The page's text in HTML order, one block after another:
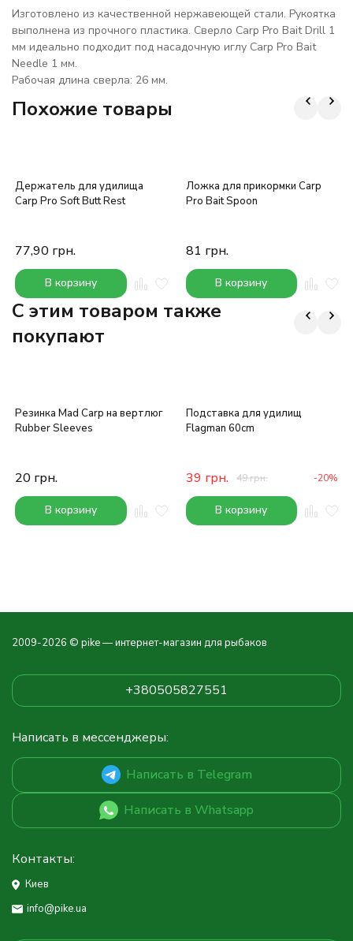
Изготовлено из качественной нержавеющей стали. Рукоятка
выполнена из прочного пластика. Сверло Carp Pro Bait Drill 1
мм идеально подходит под насадочную иглу Carp Pro Bait
Needle 1 мм.
Рабочая длина сверла: 26 мм.
Похожие товары
Держатель для удилища
Carp Pro Soft Butt Rest
77,90 грн.
В корзину
Ложка для прикормки Carp
Pro Bait Spoon
81 грн.
В корзину
C этим товаром также
покупают
Резинка Mad Carp на вертлюг
Rubber Sleeves
20 грн.
В корзину
Подставка для удилищ
Flagman 60cm
39 грн. 49грн. -20%
В корзину
2009-2026 © pike — интернет-магазин для рыбаков
+380505827551
Написать в мессенджеры:
Написать в Telegram
Написать в Whatsapp
Контакты:
Киев
info@pike.ua